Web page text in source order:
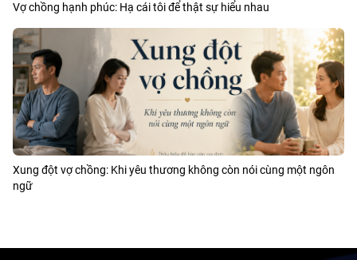
Vợ chồng hạnh phúc: Hạ cái tôi để thật sự hiểu nhau
Xung đột vợ chồng: Khi yêu thương không còn nói cùng một ngôn
ngữ